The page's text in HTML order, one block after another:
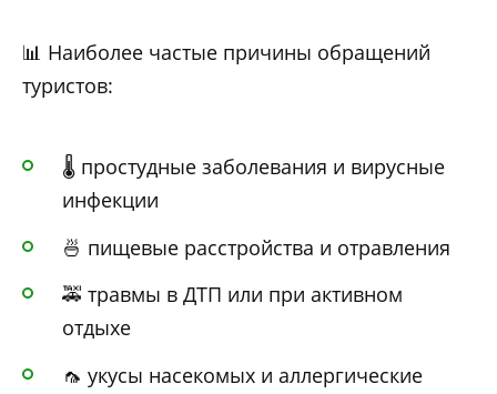
📊 Наиболее частые причины обращений
туристов:
🌡️ простудные заболевания и вирусные
инфекции
🍜 пищевые расстройства и отравления
🚕 травмы в ДТП или при активном
отдыхе
🦟 укусы насекомых и аллергические